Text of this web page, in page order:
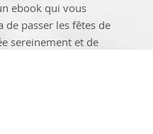
ebook qui vous
de passer les fêtes de
sereinement et de